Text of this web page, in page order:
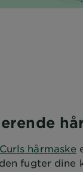
hårmaske
fugter dine